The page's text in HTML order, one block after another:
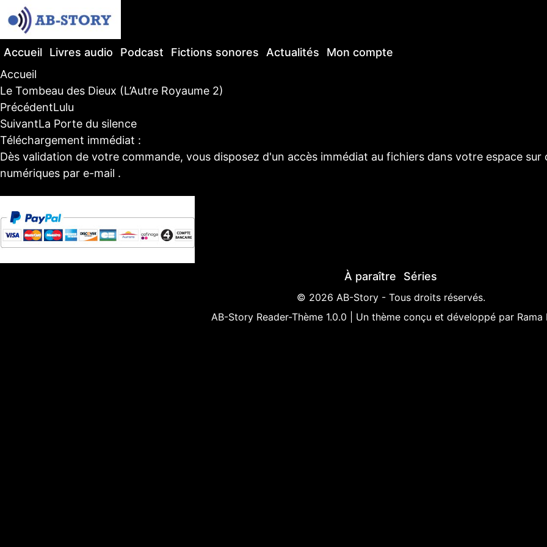
Accueil Livres audio Podcast Fictions sonores Actualités
Mon compte
Accueil
Le Tombeau des Dieux (L’Autre Royaume 2)
PrécédentLulu
SuivantLa Porte du silence
Téléchargement immédiat :
Dès validation de votre commande, vous disposez d'un accès immédiat au fichiers dans votre espace
numériques par e-mail .
À paraître Séries
© 2026 AB-Story - Tous droits réservés.
AB-Story Reader-Thème 1.0.0 | Un thème conçu et développé par Rama